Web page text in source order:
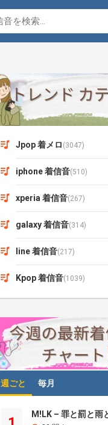
Jpop 着メロ (3047)
iphone 着信音(510)
xperia 着信音(267)
galaxy 着信音(314)
line 着信音(217)
Kpop 着信音(1039)
週ごと 毎月